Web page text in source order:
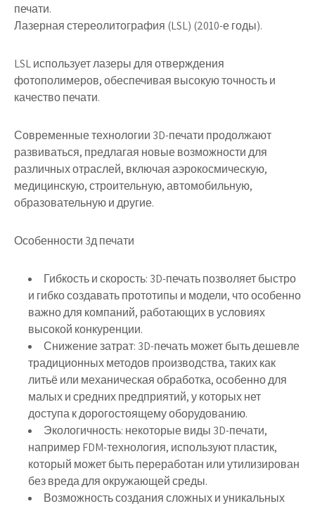
печати.
Лазерная стереолитография (LSL) (2010-е годы).
LSL использует лазеры для отверждения
фотополимеров, обеспечивая высокую точность и
качество печати.
Современные технологии 3D-печати продолжают
развиваться, предлагая новые возможности для
различных отраслей, включая аэрокосмическую,
медицинскую, строительную, автомобильную,
образовательную и другие.
Особенности 3д печати
Гибкость и скорость: 3D-печать позволяет быстро
и гибко создавать прототипы и модели, что особенно
важно для компаний, работающих в условиях
высокой конкуренции.
Снижение затрат: 3D-печать может быть дешевле
традиционных методов производства, таких как
литьё или механическая обработка, особенно для
малых и средних предприятий, у которых нет
доступа к дорогостоящему оборудованию.
Экологичность: некоторые виды 3D-печати,
например FDM-технология, используют пластик,
который может быть переработан или утилизирован
без вреда для окружающей среды.
Возможность создания сложных и уникальных